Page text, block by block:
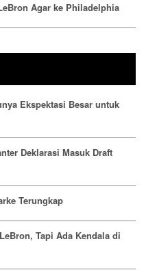
Agar ke Philadelphia
Ekspektasi Besar untuk
Deklarasi Masuk Draft
Terungkap
Tapi Ada Kendala di